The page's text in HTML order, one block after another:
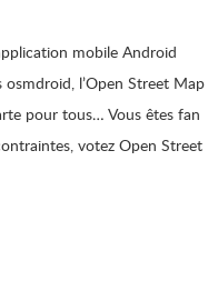
mobile Android
l’Open Street Map
pour tous… Vous êtes fan
votez Open Street